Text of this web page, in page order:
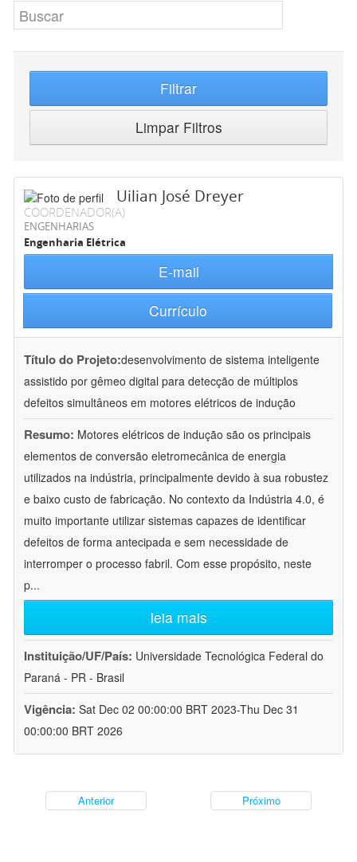
Filtrar
Limpar Filtros
Uilian José Dreyer
COORDENADOR(A)
ENGENHARIAS
Engenharia Elétrica
E-mail
Currículo
Título do Projeto:desenvolvimento de sistema inteligente
assistido por gêmeo digital para detecção de múltiplos
defeitos simultâneos em motores elétricos de indução
Resumo: Motores elétricos de indução são os principais
elementos de conversão eletromecânica de energia
utilizados na indústria, principalmente devido à sua robustez
e baixo custo de fabricação. No contexto da Indústria 4.0, é
muito importante utilizar sistemas capazes de identificar
defeitos de forma antecipada e sem necessidade de
interromper o processo fabril. Com esse propósito, neste
p...
leia mais
Instituição/UF/País: Universidade Tecnológica Federal do
Paraná - PR - Brasil
Vigência: Sat Dec 02 00:00:00 BRT 2023-Thu Dec 31
00:00:00 BRT 2026
Anterior Próximo